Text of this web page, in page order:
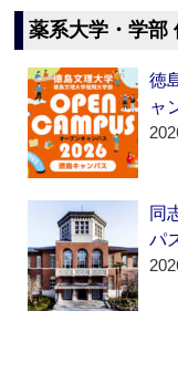
薬系大学・学部
徳
ャ
同
パ